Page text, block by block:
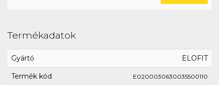
Termékadatok
Gyártó ELOFIT
Termék kód E0200030630035500110